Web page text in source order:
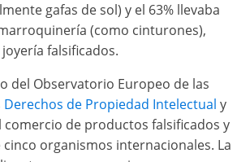
gafas de sol) y el 63% llevaba
(como cinturones),
falsificados.
del Observatorio Europeo de las
Derechos de Propiedad Intelectual y
comercio de productos falsificados y
organismos internacionales. La